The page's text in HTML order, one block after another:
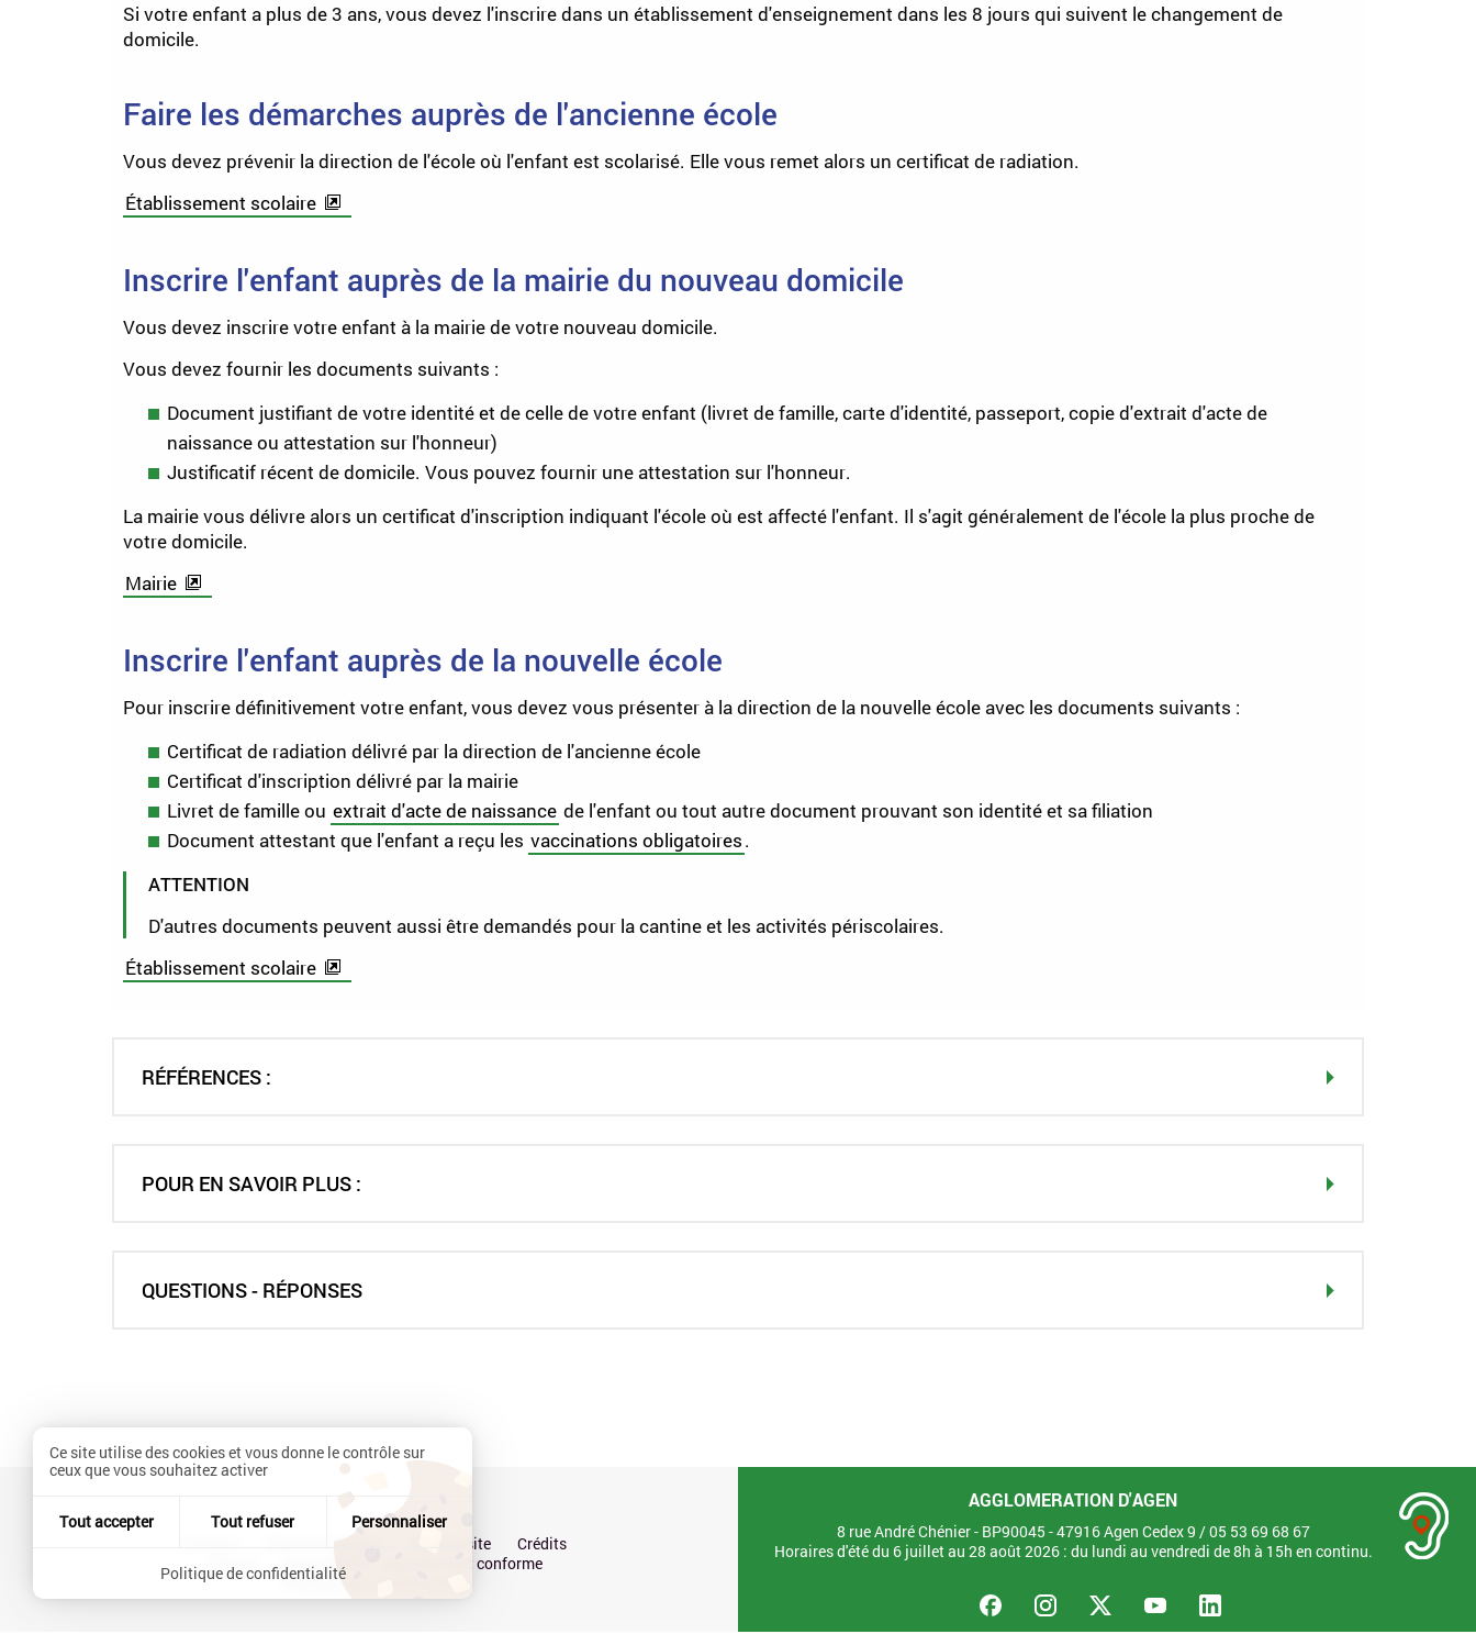
Si votre enfant a plus de 3 ans, vous devez l'inscrire dans un établissement d'enseignement dans les 8 jours qui suivent le changement de
domicile.
Faire les démarches auprès de l'ancienne école
Vous devez prévenir la direction de l'école où l'enfant est scolarisé. Elle vous remet alors un certificat de radiation.
Établissement scolaire
Inscrire l'enfant auprès de la mairie du nouveau domicile
Vous devez inscrire votre enfant à la mairie de votre nouveau domicile.
Vous devez fournir les documents suivants :
Document justifiant de votre identité et de celle de votre enfant (livret de famille, carte d'identité, passeport, copie d'extrait d'acte de
naissance ou attestation sur l'honneur)
Justificatif récent de domicile. Vous pouvez fournir une attestation sur l'honneur.
La mairie vous délivre alors un certificat d'inscription indiquant l'école où est affecté l'enfant. Il s'agit généralement de l'école la plus proche de
votre domicile.
Mairie
Inscrire l'enfant auprès de la nouvelle école
Pour inscrire définitivement votre enfant, vous devez vous présenter à la direction de la nouvelle école avec les documents suivants :
Certificat de radiation délivré par la direction de l'ancienne école
Certificat d'inscription délivré par la mairie
Livret de famille ou extrait d'acte de naissance de l'enfant ou tout autre document prouvant son identité et sa filiation
Document attestant que l'enfant a reçu les vaccinations obligatoires.
ATTENTION
D'autres documents peuvent aussi être demandés pour la cantine et les activités périscolaires.
Établissement scolaire
RÉFÉRENCES :
POUR EN SAVOIR PLUS :
QUESTIONS - RÉPONSES
Mentions légales Plan du site
Crédits
Presse
Accessibilité : partiellement conforme
Politique de confidentialité
AGGLOMERATION D'AGEN
8 rue André Chénier - BP90045 - 47916 Agen Cedex 9 /05 53 69 68 67
Horaires d'été du 6 juillet au 28 août 2026 : du lundi au vendredi de 8h à 15h en continu.
Ce site utilise des cookies et vous donne le contrôle sur
ceux que vous souhaitez activer
Tout accepter Tout refuser Personnaliser
Politique de confidentialité